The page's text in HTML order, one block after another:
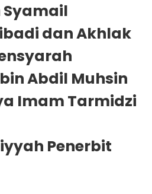
Syamail
dan Akhlak
Abdil Muhsin
Imam Tarmidzi
Penerbit